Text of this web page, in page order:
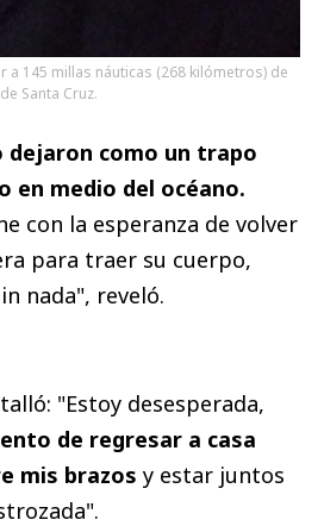
a 145 millas náuticas (268 kilómetros) de
Santa Cruz.
dejaron como un trapo
en medio del océano.
con la esperanza de volver
para traer su cuerpo,
nada", reveló.
"Estoy desesperada,
de regresar a casa
mis brazos y estar juntos